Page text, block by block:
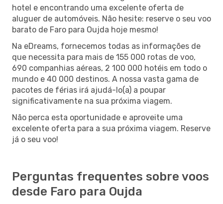
hotel e encontrando uma excelente oferta de
aluguer de automóveis. Não hesite: reserve o seu voo
barato de Faro para Oujda hoje mesmo!
Na eDreams, fornecemos todas as informações de
que necessita para mais de 155 000 rotas de voo,
690 companhias aéreas, 2 100 000 hotéis em todo o
mundo e 40 000 destinos. A nossa vasta gama de
pacotes de férias irá ajudá-lo(a) a poupar
significativamente na sua próxima viagem.
Não perca esta oportunidade e aproveite uma
excelente oferta para a sua próxima viagem. Reserve
já o seu voo!
Perguntas frequentes sobre voos
desde Faro para Oujda